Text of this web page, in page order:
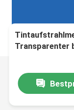
Transparenter